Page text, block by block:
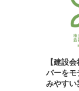
【建設
バーをモ
みやすい